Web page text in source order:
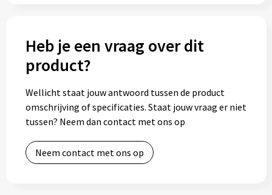
Heb je een vraag over dit
product?
Wellicht staat jouw antwoord tussen de product
omschrijving of specificaties. Staat jouw vraag er niet
tussen? Neem dan contact met ons op
Neem contact met ons op